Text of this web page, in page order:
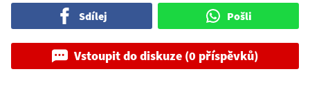
Sdílej Pošli
Vstoupit do diskuze (0 příspěvků)